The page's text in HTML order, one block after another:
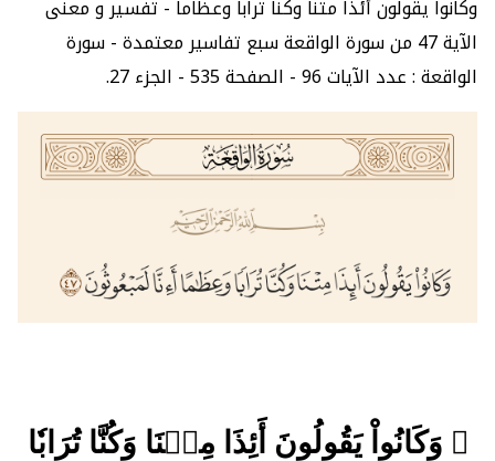
وكانوا يقولون أئذا متنا وكنا ترابا وعظاما - تفسير و معنى
الآية 47 من سورة الواقعة سبع تفاسير معتمدة - سورة
الواقعة : عدد الآيات 96 - الصفحة 535 - الجزء 27.
﴿ وَكَانُواْ يَقُولُونَ أَئِذَا مِتۡنَا وَكُنَّا تُرَابٗا